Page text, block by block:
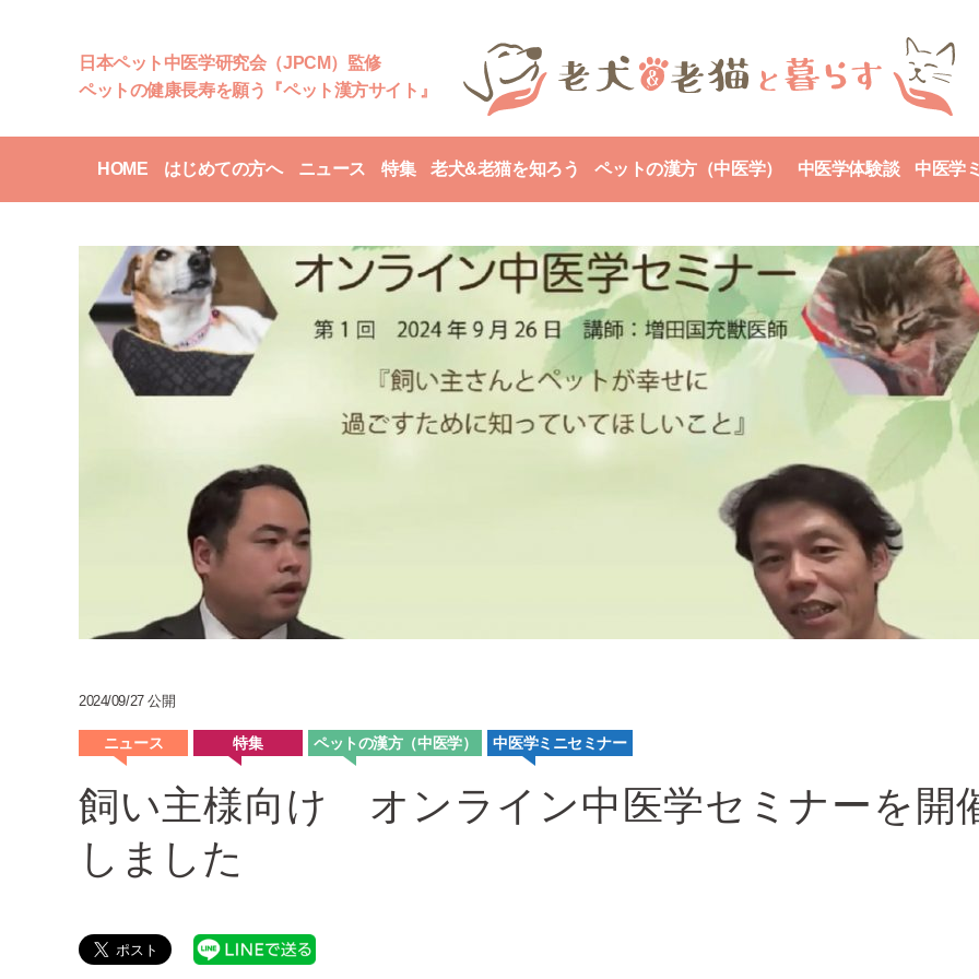
日本ペット中医学研究会（JPCM）監修
ペットの健康長寿を願う『ペット漢方サイト』
HOME はじめての方へ ニュース 特集 老犬&老猫を知ろう ペットの漢方（中医学） 中医学体験談 中医学
2024/09/27 公開
ニュース 特集 ペットの漢方（中医学） 中医学ミニセミナー
飼い主様向け オンライン中医学セミナーを開
しました